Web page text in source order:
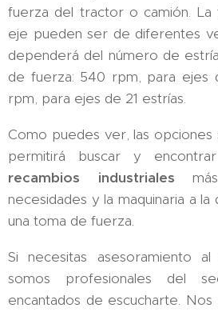
fuerza del tractor o camión.
eje pueden ser de diferentes
dependerá del número de
de fuerza: 540 rpm, para ejes
rpm, para ejes de 21 estrías.
Como puedes ver, las opciones
permitirá buscar y
recambios industriales
necesidades y la maquinaria a
una toma de fuerza.
Si necesitas asesoramiento
somos profesionales del
encantados de escucharte. Nos